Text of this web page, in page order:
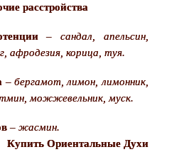
расстройства
–сандал, апельсин,
афродезия, корица, туя.
– бергамот, лимон, лимонник,
можжевельник, муск.
–жасмин.
Купить Ориентальные Духи